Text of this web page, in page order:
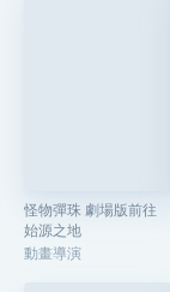
怪物彈珠 劇場版前往
始源之地
動畫導演